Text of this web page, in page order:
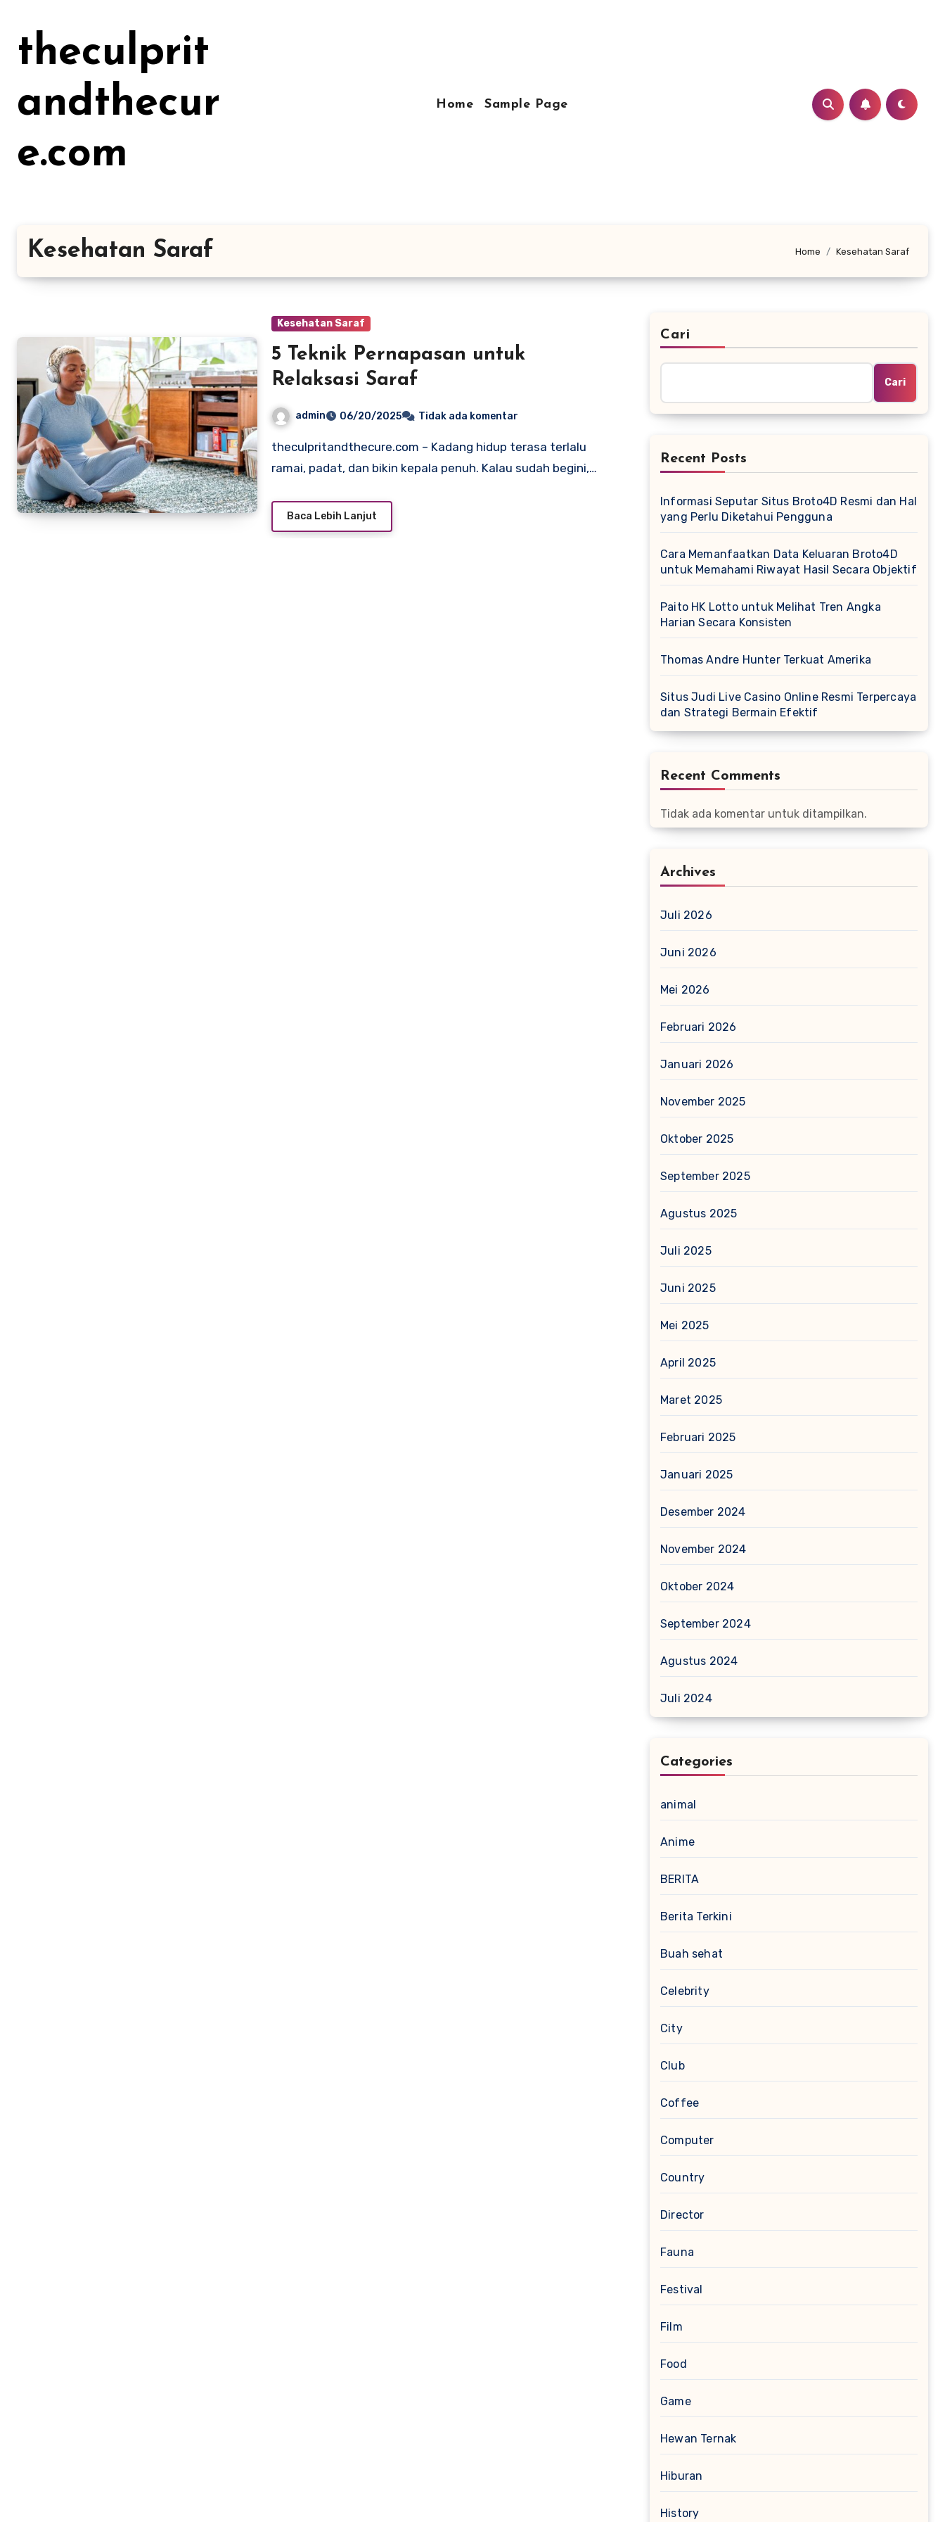
kontentheculprit
andthecur
e.com
Home Sample Page
Kesehatan Saraf Home Kesehatan Saraf
Kesehatan Saraf
5 Teknik Pernapasan untuk
Relaksasi Saraf
admin 06/20/2025 Tidak ada komentar
theculpritandthecure.com – Kadang hidup terasa terlalu
ramai, padat, dan bikin kepala penuh. Kalau sudah begini,…
Baca Lebih Lanjut
Cari
Cari
Recent Posts
Informasi Seputar Situs Broto4D Resmi dan Hal
yang Perlu Diketahui Pengguna
Cara Memanfaatkan Data Keluaran Broto4D
untuk Memahami Riwayat Hasil Secara Objektif
Paito HK Lotto untuk Melihat Tren Angka
Harian Secara Konsisten
Thomas Andre Hunter Terkuat Amerika
Situs Judi Live Casino Online Resmi Terpercaya
dan Strategi Bermain Efektif
Recent Comments
Tidak ada komentar untuk ditampilkan.
Archives
Juli 2026
Juni 2026
Mei 2026
Februari 2026
Januari 2026
November 2025
Oktober 2025
September 2025
Agustus 2025
Juli 2025
Juni 2025
Mei 2025
April 2025
Maret 2025
Februari 2025
Januari 2025
Desember 2024
November 2024
Oktober 2024
September 2024
Agustus 2024
Juli 2024
Categories
animal
Anime
BERITA
Berita Terkini
Buah sehat
Celebrity
City
Club
Coffee
Computer
Country
Director
Fauna
Festival
Film
Food
Game
Hewan Ternak
Hiburan
History